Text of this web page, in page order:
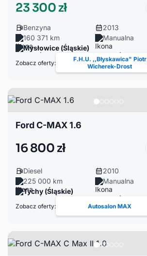
23 300 zł
Benzyna
2013
160 371 km
Manualna
Mysłowice (Śląskie)
Zobacz oferty:
F.H.U. ,,Błyskawica" Piotr
Wicherek-Drost
Ford C-MAX 1.6
16 800 zł
Diesel
2010
225 000 km
Manualna
Tychy (Śląskie)
Zobacz oferty: Autosalon MAX